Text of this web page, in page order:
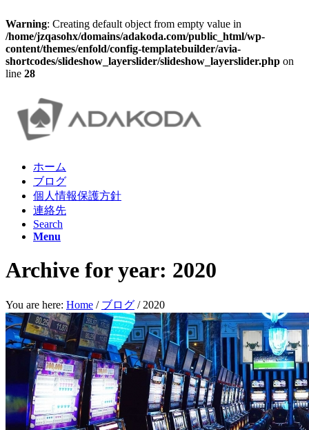
Warning: Creating default object from empty value in
/home/jzqasohx/domains/adakoda.com/public_html/wp-
content/themes/enfold/config-templatebuilder/avia-
shortcodes/slideshow_layerslider/slideshow_layerslider.php on
line 28
ホーム
ブログ
個人情報保護方針
連絡先
Search
Menu
Archive for year: 2020
You are here: Home / ブログ / 2020